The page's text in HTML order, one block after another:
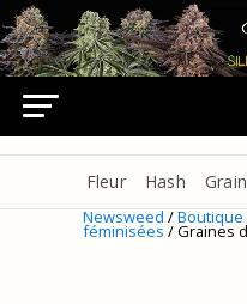
Fleur Hash
Newsweed/Boutique
féminisées / Graines